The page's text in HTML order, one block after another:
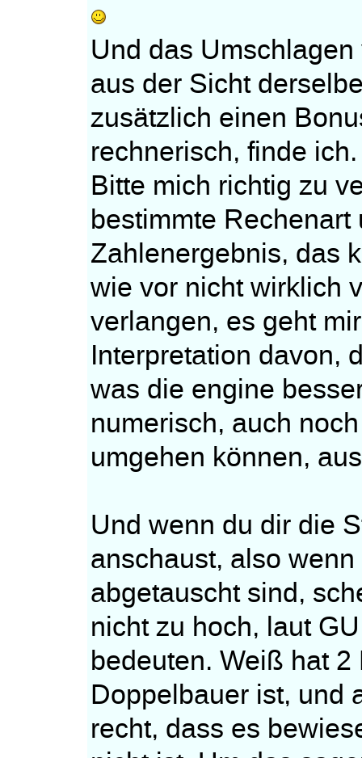
Und das
aus der Sicht
zusätzlich einen
rechnerisch, finde ich.
Bitte mich richtig zu
bestimmte
Zahlenergebnis, das
wie vor nicht wirklich
verlangen, es geht
Interpretation davon,
was die engine
numerisch, auch
umgehen können,
Und wenn du dir die
anschaust, also
abgetauscht sind,
nicht zu hoch, laut
bedeuten. Weiß hat
Doppelbauer ist, und
recht, dass es